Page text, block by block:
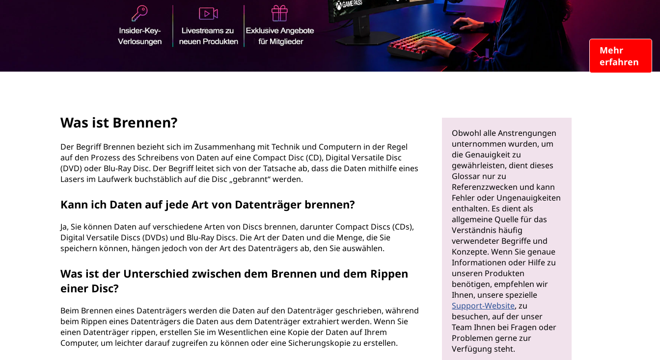
Mehr
erfahren
Was ist Brennen?
Der Begriff Brennen bezieht sich im Zusammenhang mit Technik und Computern in der Regel
auf den Prozess des Schreibens von Daten auf eine Compact Disc (CD), Digital Versatile Disc
(DVD) oder Blu-Ray Disc. Der Begriff leitet sich von der Tatsache ab, dass die Daten mithilfe eines
Lasers im Laufwerk buchstäblich auf die Disc „gebrannt“ werden.
Kann ich Daten auf jede Art von Datenträger brennen?
Ja, Sie können Daten auf verschiedene Arten von Discs brennen, darunter Compact Discs (CDs),
Digital Versatile Discs (DVDs) und Blu-Ray Discs. Die Art der Daten und die Menge, die Sie
speichern können, hängen jedoch von der Art des Datenträgers ab, den Sie auswählen.
Was ist der Unterschied zwischen dem Brennen und dem Rippen
einer Disc?
Beim Brennen eines Datenträgers werden die Daten auf den Datenträger geschrieben, während
beim Rippen eines Datenträgers die Daten aus dem Datenträger extrahiert werden. Wenn Sie
einen Datenträger rippen, erstellen Sie im Wesentlichen eine Kopie der Daten auf Ihrem
Computer, um leichter darauf zugreifen zu können oder eine Sicherungskopie zu erstellen.
Obwohl alle Anstrengungen
unternommen wurden, um
die Genauigkeit zu
gewährleisten, dient dieses
Glossar nur zu
Referenzzwecken und kann
Fehler oder Ungenauigkeiten
enthalten. Es dient als
allgemeine Quelle für das
Verständnis häufig
verwendeter Begriffe und
Konzepte. Wenn Sie genaue
Informationen oder Hilfe zu
unseren Produkten
benötigen, empfehlen wir
Ihnen, unsere spezielle
Support-Website, zu
besuchen, auf der unser
Team Ihnen bei Fragen oder
Problemen gerne zur
Verfügung steht.